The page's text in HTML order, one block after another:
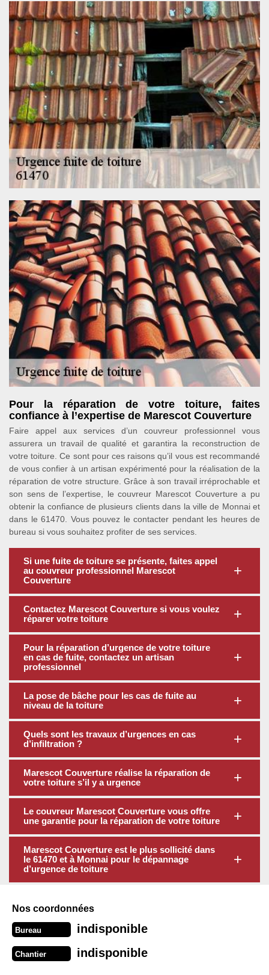
Pour la réparation de votre toiture, faites
confiance à l’expertise de Marescot Couverture
Faire appel aux services d’un couvreur professionnel vous
assurera un travail de qualité et garantira la reconstruction de
votre toiture. Ce sont pour ces raisons qu’il vous est recommandé
de vous confier à un artisan expérimenté pour la réalisation de la
réparation de votre structure. Grâce à son travail irréprochable et
son sens de l’expertise, le couvreur Marescot Couverture a pu
obtenir la confiance de plusieurs clients dans la ville de Monnai et
dans le 61470. Vous pouvez le contacter pendant les heures de
bureau si vous souhaitez profiter de ses services.
Si une fuite de toiture se présente, faites appel
au couvreur professionnel Marescot
Couverture
Contactez Marescot Couverture si vous voulez
réparer votre toiture
Pour la réparation d’urgence de votre toiture
en cas de fuite, contactez un artisan
professionnel
La pose de bâche pour les cas de fuite au
niveau de la toiture
Quels sont les travaux d’urgences en cas
d’infiltration ?
Marescot Couverture réalise la réparation de
votre toiture s’il y a urgence
Le couvreur Marescot Couverture vous offre
une garantie pour la réparation de votre toiture
Marescot Couverture est le plus sollicité dans
le 61470 et à Monnai pour le dépannage
d’urgence de toiture
Nos coordonnées
Bureau indisponible
Chantier indisponible